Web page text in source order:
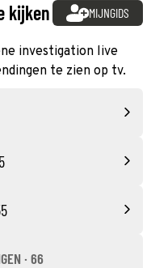
kijken MIJNGIDS
investigation live
te zien op tv.
· 66